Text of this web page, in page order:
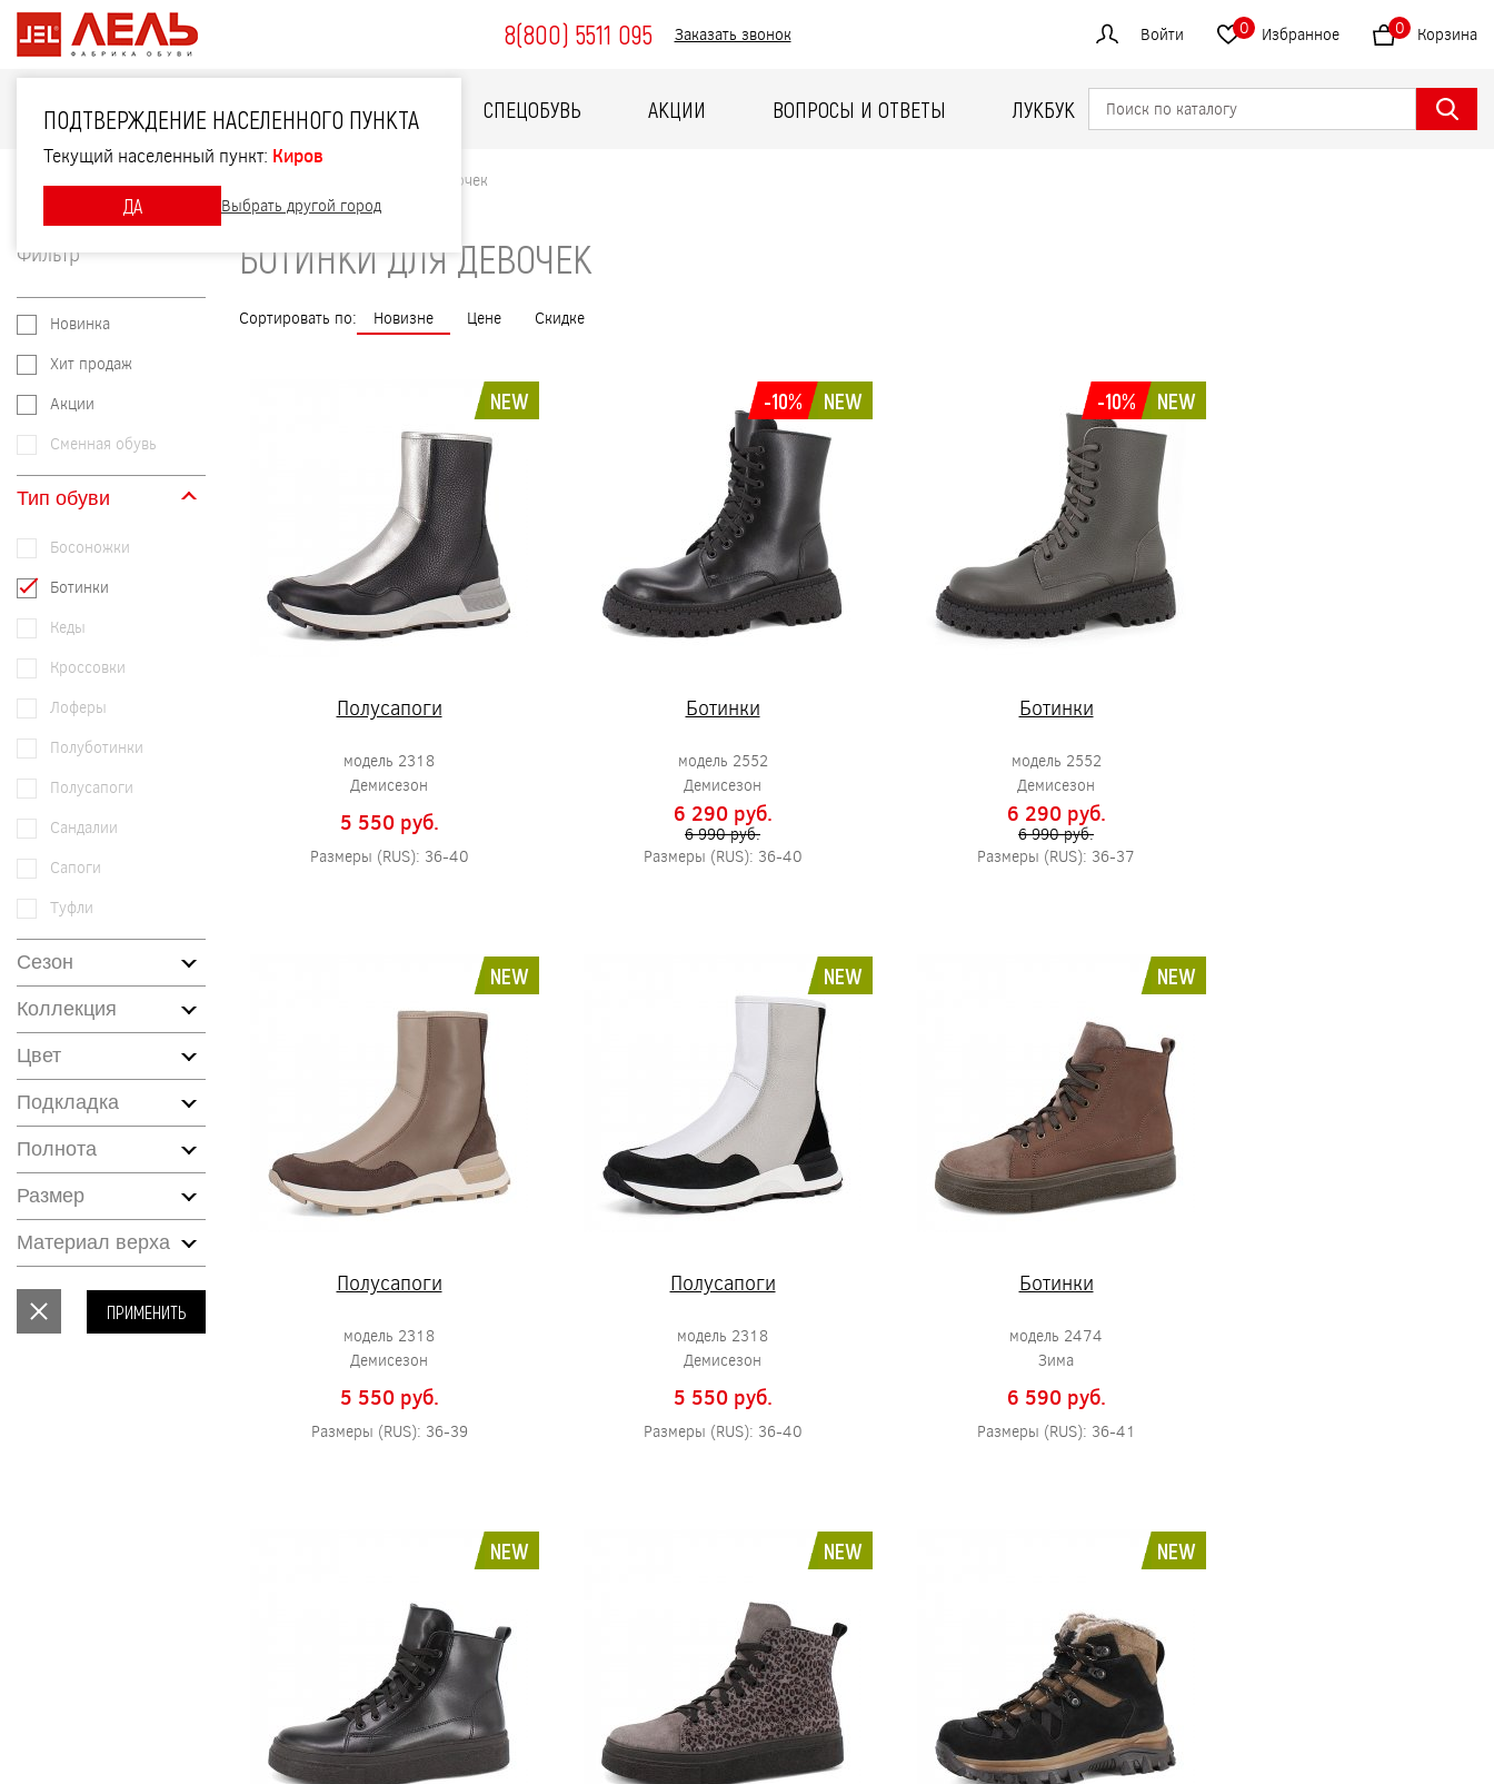
8(800) 5511 095 Заказать звонок Войти Избранное
0 Корзина
0
ПОДТВЕРЖДЕНИЕ НАСЕЛЕННОГО ПУНКТА
Текущий населенный пункт: Киров
ДА Выбрать другой город
ДЛЯ НЕЁ ДЛЯ НЕГО ДЛЯ ДЕТЕЙ СПЕЦОБУВЬ АКЦИИ ВОПРОСЫ И ОТВЕТЫ ЛУКБУК
Ботинки для девочек
Фильтр
Новинка
Хит продаж
Акции
Сменная обувь
Тип обуви
Босоножки
Ботинки
Кеды
Кроссовки
Лоферы
Полуботинки
Полусапоги
Сандалии
Сапоги
Туфли
Сезон
Коллекция
Цвет
Подкладка
Полнота
Размер
Материал верха
ПРИМЕНИТЬ
БОТИНКИ ДЛЯ ДЕВОЧЕК
Сортировать по: Новизне Цене Скидке
NEW
Полусапоги
модель 2318
Демисезон
5 550 pуб.
Размеры (RUS): 36-40
-10% NEW
Ботинки
модель 2552
Демисезон
6 290 pуб.
6 990 pуб.
Размеры (RUS): 36-40
-10% NEW
Ботинки
модель 2552
Демисезон
6 290 pуб.
6 990 pуб.
Размеры (RUS): 36-37
NEW
Полусапоги
модель 2318
Демисезон
5 550 pуб.
Размеры (RUS): 36-39
NEW
Полусапоги
модель 2318
Демисезон
5 550 pуб.
Размеры (RUS): 36-40
NEW
Ботинки
модель 2474
Зима
6 590 pуб.
Размеры (RUS): 36-41
NEW NEW NEW